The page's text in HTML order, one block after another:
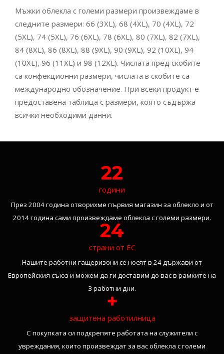
Мъжки облекла с големи размери произвеждаме в
следните размери: 66 (3XL), 68 (4XL), 70 (4XL), 72
(5XL), 74 (5XL), 76 (6XL), 78 (6XL), 80 (7XL), 82 (7XL),
84 (8XL), 86 (8XL), 88 (9XL), 90 (9XL), 92 (10XL), 94
(10XL), 96 (11XL) и 98 (12XL). Числата пред скобите
са конфекционни размери, числата в скобите са
международно обозначение. При всеки продукт е
предоставена таблица с размери, която съдържа
всички необходими данни.
22
години
През 2004 година отворихме първия магазин за облекло и от
2014 година сами произвеждаме облекла с големи размери.
24
страни от ЕС
Нашите работни гащеризони се носят в 24 държави от
Европейския съюз и можем да ги доставим до вас в рамките на
3 работни дни.
+
защитена работилница
С покупката си подкрепяте работата на служители с
увреждания, които произвеждат за вас облекла с големи